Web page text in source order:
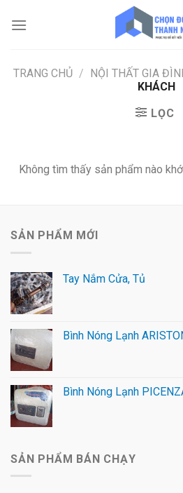
TRANG CHỦ / NỘI THẤT GIA
KHÁCH
LỌC
Không tìm thấy sản phẩm nào
SẢN PHẨM MỚI
Tay Nắm Cửa, Tủ
Bình Nóng Lạnh
Bình Nóng Lạnh
SẢN PHẨM BÁN CHẠY